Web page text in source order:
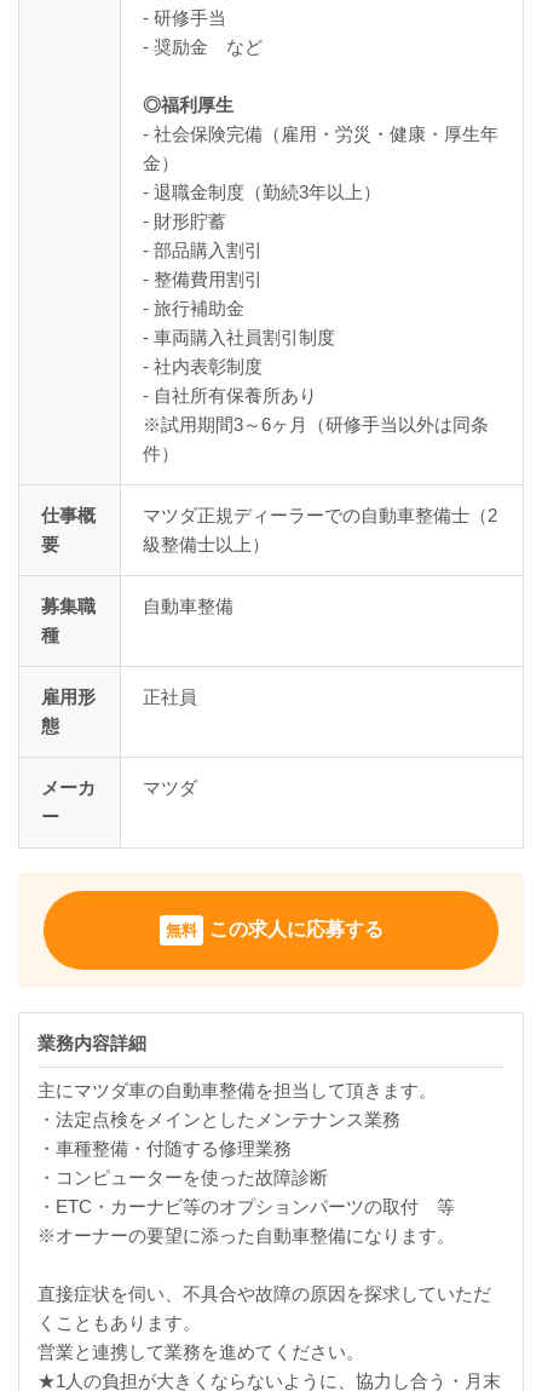
- 研修手当
- 奨励金 など
◎福利厚生
- 社会保険完備（雇用・労災・健康・厚生年
金）
- 退職金制度（勤続3年以上）
- 財形貯蓄
- 部品購入割引
- 整備費用割引
- 旅行補助金
- 車両購入社員割引制度
- 社内表彰制度
- 自社所有保養所あり
※試用期間3～6ヶ月（研修手当以外は同条
件）
仕事概
要
マツダ正規ディーラーでの自動車整備士（2
級整備士以上）
募集職
種
自動車整備
雇用形
態
正社員
メーカ
ー
マツダ
無料 この求人に応募する
業務内容詳細
主にマツダ車の自動車整備を担当して頂きます。
・法定点検をメインとしたメンテナンス業務
・車種整備・付随する修理業務
・コンピューターを使った故障診断
・ETC・カーナビ等のオプションパーツの取付 等
※オーナーの要望に添った自動車整備になります。
直接症状を伺い、不具合や故障の原因を探求していただ
くこともあります。
営業と連携して業務を進めてください。
★1人の負担が大きくならないように、協力し合う・月末